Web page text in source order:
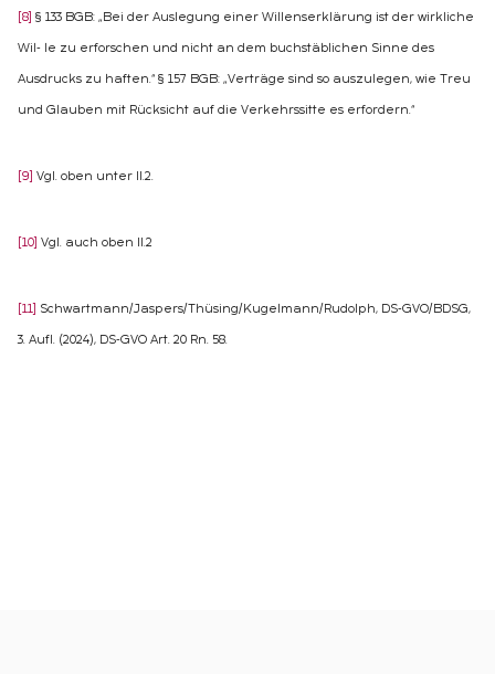
[8] § 133 BGB: „Bei der Auslegung einer Willenserklärung ist der wirkliche
Wil‑ le zu erforschen und nicht an dem buchstäblichen Sinne des
Ausdrucks zu haften.“ § 157 BGB: „Verträge sind so auszulegen, wie Treu
und Glauben mit Rücksicht auf die Verkehrssitte es erfordern.“
[9] Vgl. oben unter II.2.
[10] Vgl. auch oben II.2
[11] Schwartmann/Jaspers/Thüsing/Kugelmann/Rudolph, DS‑GVO/BDSG,
3. Aufl. (2024), DS‑GVO Art. 20 Rn. 58.